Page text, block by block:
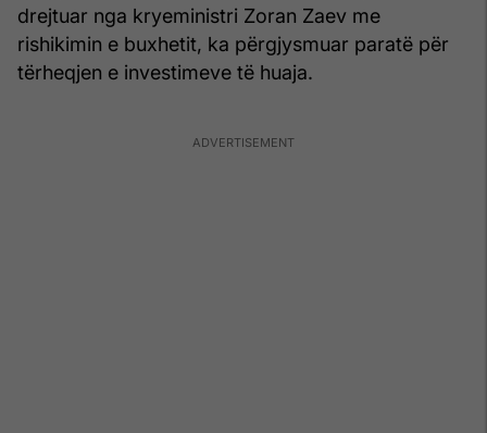
drejtuar nga kryeministri Zoran Zaev me
rishikimin e buxhetit, ka përgjysmuar paratë për
tërheqjen e investimeve të huaja.